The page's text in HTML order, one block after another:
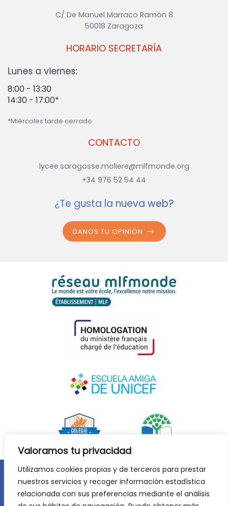
Valoramos tu privacidad
Utilizamos cookies propias y de terceros para prestar
nuestros servicios y recoger información estadística
relacionada con sus preferencias mediante el análisis
C/ De Manuel Marraco Ramón 8
50018 Zaragoza
CONTACTO
lycee.saragosse.moliere@mlfmonde.org
+34 976 52 54 44
HORARIO SECRETARÍA
Lunes a viernes:
8:00 - 13:30
14:30 - 17:00*
*Miércoles tarde cerrado
¿Te gusta la nueva web?
DANOS TU OPINIÓN
Aviso legal
Política de privacidad
Política de cookies